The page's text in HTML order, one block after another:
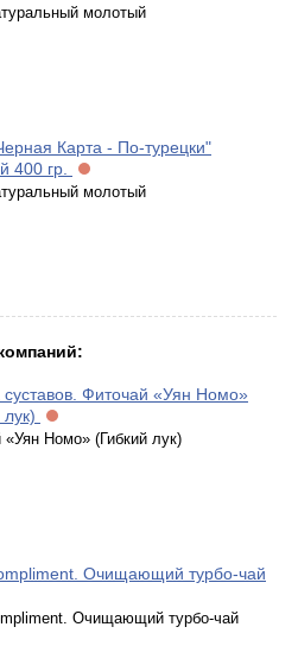
молотый
Карта - По-турецки"
400 гр.
молотый
Фиточай «Уян Номо»
«Уян Номо» (Гибкий лук)
Очищающий турбо-чай
Очищающий турбо-чай